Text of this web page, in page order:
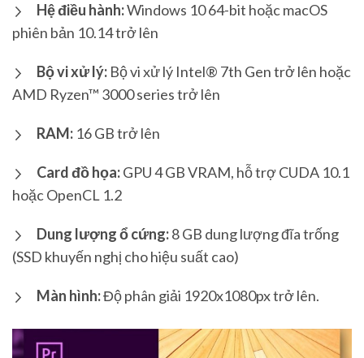
Hệ điều hành:Windows 10 64-bit hoặc macOS
phiên bản 10.14 trở lên
Bộ vi xử lý: Bộ vi xử lý Intel® 7th Gen trở lên hoặc
AMD Ryzen™ 3000 series trở lên
RAM: 16 GB trở lên
Card đồ họa:GPU 4 GB VRAM, hỗ trợ CUDA 10.1
hoặc OpenCL 1.2
Dung lượng ổ cứng:8 GB dung lượng đĩa trống
(SSD khuyến nghị cho hiệu suất cao)
Màn hình:Độ phân giải 1920x1080px trở lên.